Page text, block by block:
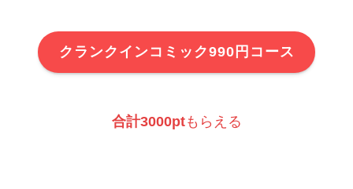
クランクインコミック990円コース
合計3000ptもらえる